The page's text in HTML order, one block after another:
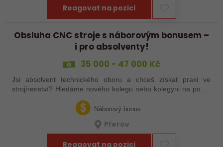
Reagovat na pozici
Obsluha CNC stroje s náborovým bonusem –
i pro absolventy!
35 000 - 47 000 Kč
Jsi absolvent technického oboru a chceš získat praxi ve
strojírenství? Hledáme nového kolegu nebo kolegyni na pozici
obsluhy strojů – pokud tě láká práce ve výrobě, kde se něco
skutečně tvoří, rádi…
Náborový bonus
Přerov
Reagovat na pozici